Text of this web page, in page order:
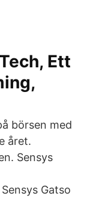
Ett
börsen med
året.
Sensys
Gatso